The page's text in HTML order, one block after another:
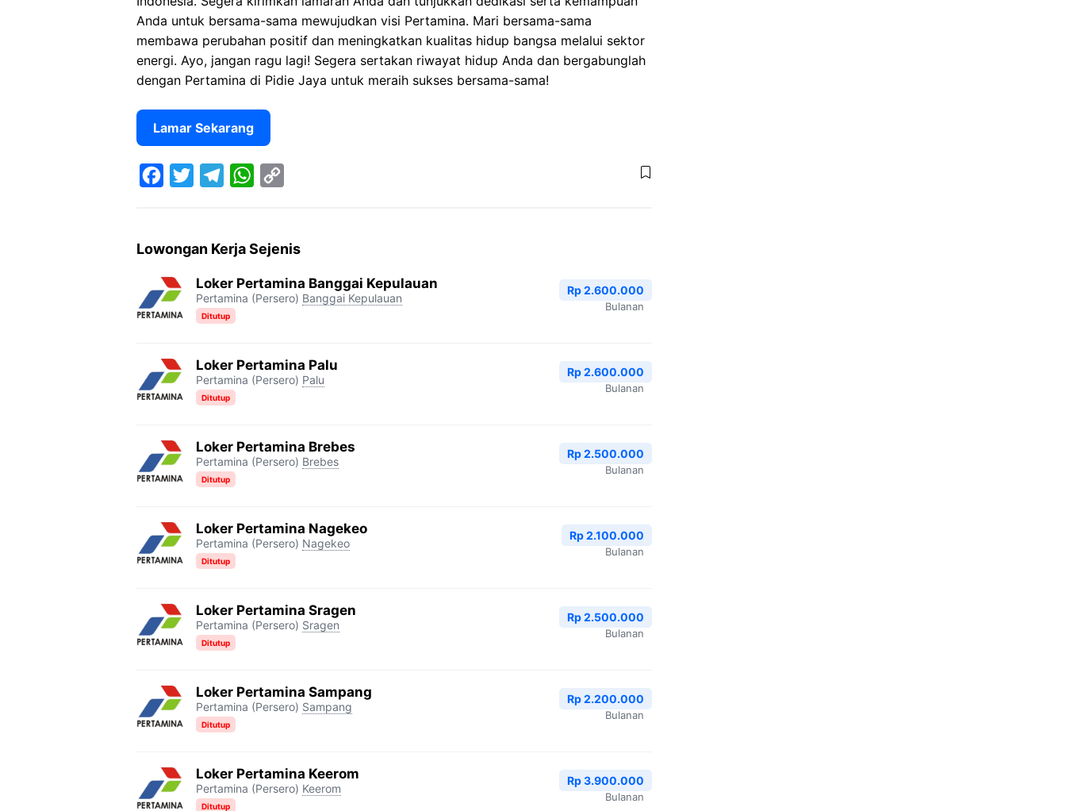
Anda untuk bersama-sama mewujudkan visi Pertamina. Mari bersama-sama
membawa perubahan positif dan meningkatkan kualitas hidup bangsa melalui sektor
energi. Ayo, jangan ragu lagi! Segera sertakan riwayat hidup Anda dan bergabunglah
dengan Pertamina di Pidie Jaya untuk meraih sukses bersama-sama!
Lamar Sekarang
c
b
o
i
t
e
l
g
r
m
a
s
A
p
p
L
k
Lowongan Kerja Sejenis
Loker Pertamina Banggai Kepulauan
Pertamina (Persero) Banggai Kepulauan
Ditutup
Rp 2.600.000
Bulanan
Loker Pertamina Palu
Pertamina (Persero) Palu
Ditutup
Rp 2.600.000
Bulanan
Loker Pertamina Brebes
Pertamina (Persero) Brebes
Ditutup
Rp 2.500.000
Bulanan
Loker Pertamina Nagekeo
Pertamina (Persero) Nagekeo
Ditutup
Rp 2.100.000
Bulanan
Loker Pertamina Sragen
Pertamina (Persero) Sragen
Ditutup
Rp 2.500.000
Bulanan
Loker Pertamina Sampang
Pertamina (Persero) Sampang
Ditutup
Rp 2.200.000
Bulanan
Loker Pertamina Keerom
Pertamina (Persero) Keerom
Ditutup
Rp 3.900.000
Bulanan